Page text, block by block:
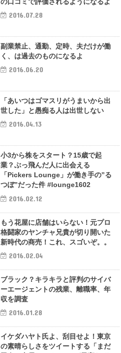
2016.07.28
副業禁止、通勤、定時、夫だけが働
く、は過去のものになるよ
2016.06.20
「あいつはゴマスリがうまいから出
世した」と愚痴る人は出世しない
2016.04.13
小3から株をスタート？15歳で起
業？ぶっ飛んだ人に出会える
「Pickers Lounge」が働き手の”る
つぼ”だった件 #lounge1602
2016.02.12
もう花屋に店舗はいらない！元プロ
格闘家のヤンチャ兄貴が切り開いた
新時代の商売！これ、スゴいぞ。。
2016.02.04
ブラック？キラキラと評判のサイバ
ーエージェントの残業、離職率、年
収を調査
2016.01.28
イケダハヤト氏よ、刮目せよ！東京
の素晴らしさをツイートする「まだ